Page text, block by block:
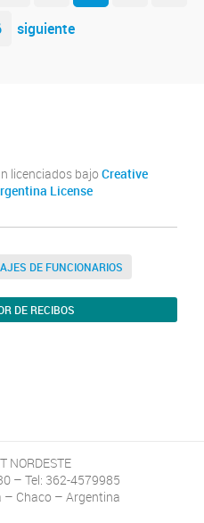
siguiente
licenciados bajo Creative
License
DE FUNCIONARIOS
DE RECIBOS
NORDESTE
– Tel: 362-4579985
– Chaco – Argentina